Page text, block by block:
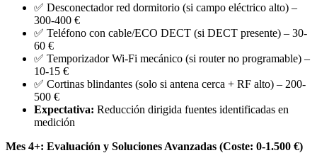
✅ Desconectador red dormitorio (si campo eléctrico alto) –
300-400 €
✅ Teléfono con cable/ECO DECT (si DECT presente) – 30-
60 €
✅ Temporizador Wi-Fi mecánico (si router no programable) –
10-15 €
✅ Cortinas blindantes (solo si antena cerca + RF alto) – 200-
500 €
Expectativa: Reducción dirigida fuentes identificadas en
medición
Mes 4+: Evaluación y Soluciones Avanzadas (Coste: 0-1.500 €)